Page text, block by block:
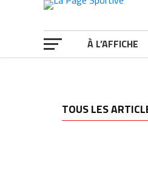
À L’AFFICHE
TOUS LES